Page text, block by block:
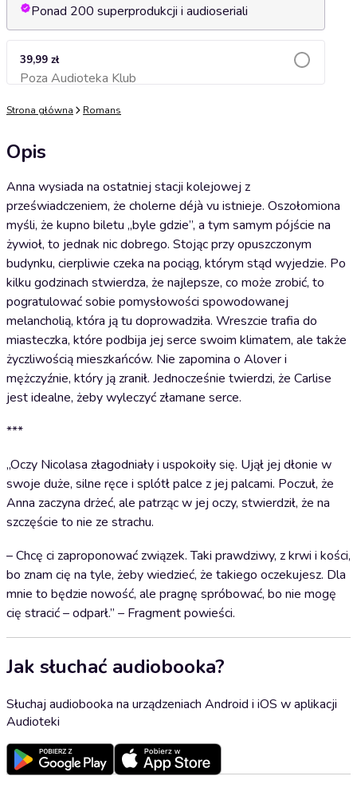
Ponad 200 superprodukcji i audioseriali
39,99 zł
Poza Audioteka KlubDodaj do koszyka
Strona główna Romans
Opis
Anna wysiada na ostatniej stacji kolejowej z
przeświadczeniem, że cholerne déjà vu istnieje. Oszołomiona
myśli, że kupno biletu „byle gdzie”, a tym samym pójście na
żywioł, to jednak nic dobrego. Stojąc przy opuszczonym
budynku, cierpliwie czeka na pociąg, którym stąd wyjedzie. Po
kilku godzinach stwierdza, że najlepsze, co może zrobić, to
pogratulować sobie pomysłowości spowodowanej
melancholią, która ją tu doprowadziła. Wreszcie trafia do
miasteczka, które podbija jej serce swoim klimatem, ale także
życzliwością mieszkańców. Nie zapomina o Alover i
mężczyźnie, który ją zranił. Jednocześnie twierdzi, że Carlise
jest idealne, żeby wyleczyć złamane serce.
***
„Oczy Nicolasa złagodniały i uspokoiły się. Ujął jej dłonie w
swoje duże, silne ręce i splótł palce z jej palcami. Poczuł, że
Anna zaczyna drżeć, ale patrząc w jej oczy, stwierdził, że na
szczęście to nie ze strachu.
– Chcę ci zaproponować związek. Taki prawdziwy, z krwi i kości,
bo znam cię na tyle, żeby wiedzieć, że takiego oczekujesz. Dla
mnie to będzie nowość, ale pragnę spróbować, bo nie mogę
cię stracić – odparł.” – Fragment powieści.
Jak słuchać audiobooka?
Słuchaj audiobooka na urządzeniach Android i iOS w aplikacji
Audioteki